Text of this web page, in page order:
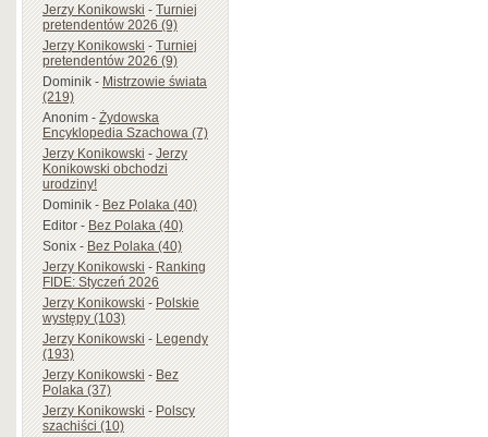
Jerzy Konikowski-Turniej
pretendentów 2026 (9)
Jerzy Konikowski-Turniej
pretendentów 2026 (9)
Dominik-Mistrzowie świata
(219)
Anonim-Żydowska
Encyklopedia Szachowa (7)
Jerzy Konikowski-Jerzy
Konikowski obchodzi
urodziny!
Dominik-Bez Polaka (40)
Editor-Bez Polaka (40)
Sonix-Bez Polaka (40)
Jerzy Konikowski-Ranking
FIDE: Styczeń 2026
Jerzy Konikowski-Polskie
występy (103)
Jerzy Konikowski-Legendy
(193)
Jerzy Konikowski-Bez
Polaka (37)
Jerzy Konikowski-Polscy
szachiści (10)